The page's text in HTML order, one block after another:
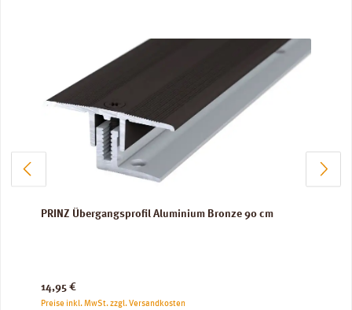
PRINZ Übergangsprofil Aluminium Bronze 90 cm
Regulärer Preis:
14,95 €
Preise inkl. MwSt. zzgl. Versandkosten